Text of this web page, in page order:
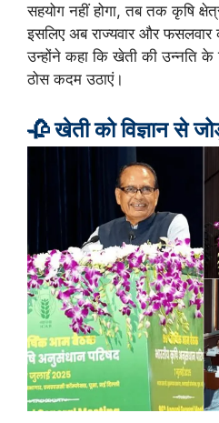
सहयोग नहीं होगा, तब तक कृषि
इसलिए अब राज्यवार और फसलवार
उन्होंने कहा कि खेती की उन्नति
ठोस कदम उठाएं।
🥀 खेती को विज्ञान से